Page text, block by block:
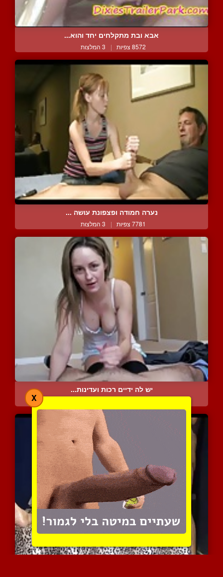
אבא ובת מתקלחים יחד והוא...
8572 צפיות | 3 המלצות
נערה חמודה ופצפונת עושה ...
7781 צפיות | 3 המלצות
יש לה ידיים רכות ועדינות...
X